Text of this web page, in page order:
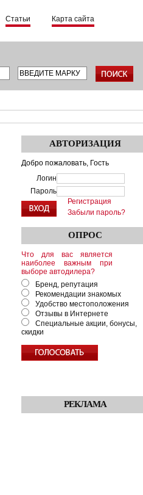
Статьи Карта сайта
АВТОРИЗАЦИЯ
Добро пожаловать, Гость
Логин
Пароль
Регистрация
Забыли пароль?
ОПРОС
Что для вас является
наиболее важным при
выборе автодилера?
Бренд, репутация
Рекомендации знакомых
Удобство местоположения
Отзывы в Интернете
Специальные акции, бонусы,
скидки
РЕКЛАМА